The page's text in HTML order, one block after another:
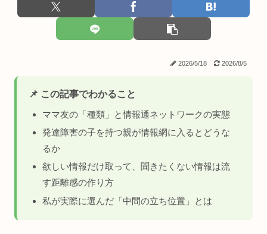
2026/5/18 2026/8/5
📌 この記事でわかること
ママ友の「種類」と情報通ネットワークの実態
発達障害の子を持つ親が情報網に入るとどうな
るか
欲しい情報だけ取って、聞きたくない情報は流
す距離感の作り方
私が実際に選んだ「中間の立ち位置」とは